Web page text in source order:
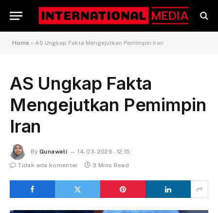
Home » AS Ungkap Fakta Mengejutkan Pemimpin Iran
AS Ungkap Fakta
Mengejutkan Pemimpin
Iran
By Gunawati
14-03-2026 - 12.15
Tidak ada komentar
3 Mins Read